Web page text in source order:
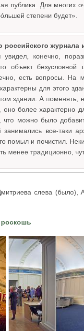
публика. Для многих
степени будет».
журнала
конечно,
объект безусловной
есть вопросы. На
для этого
здании. А поменять,
более характерно
можно было
все-таки
помыл и почистил.
традиционно,
слева (было),
роскошь